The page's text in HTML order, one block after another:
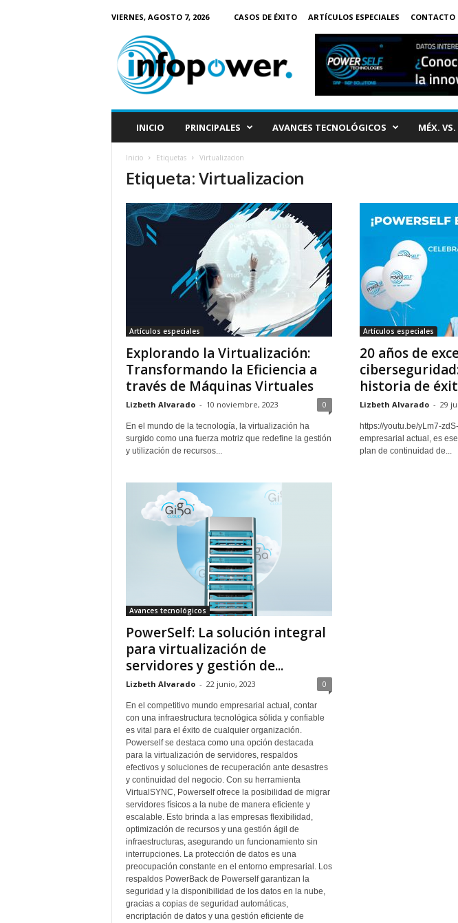
VIERNES, AGOSTO 7, 2026 CASOS DE ÉXITO ARTÍCULOS ESPECIALES
CONTACTO
INICIO PRINCIPALES AVANCES TECNOLÓGICOS MÉX.
Inicio Etiquetas Virtualizacion
Etiqueta: Virtualizacion
Artículos especiales
Explorando la Virtualización:
Transformando la Eficiencia a
través de Máquinas Virtuales
Lizbeth Alvarado - 10 noviembre, 2023 0
En el mundo de la tecnología, la virtualización ha
surgido como una fuerza motriz que redefine la gestión
y utilización de recursos...
Artículos especiales
20 años de
historia de
Lizbeth Alvarado - 29
https://youtu.be/yLm7-
empresarial actual, es
plan de continuidad de...
Avances tecnológicos
PowerSelf: La solución integral
para virtualización de
servidores y gestión de...
Lizbeth Alvarado - 22 junio, 2023 0
En el competitivo mundo empresarial actual, contar
con una infraestructura tecnológica sólida y confiable
es vital para el éxito de cualquier organización.
Powerself se destaca como una opción destacada
para la virtualización de servidores, respaldos
efectivos y soluciones de recuperación ante desastres
y continuidad del negocio. Con su herramienta
VirtualSYNC, Powerself ofrece la posibilidad de migrar
servidores físicos a la nube de manera eficiente y
escalable. Esto brinda a las empresas flexibilidad,
optimización de recursos y una gestión ágil de
infraestructuras, asegurando un funcionamiento sin
interrupciones. La protección de datos es una
preocupación constante en el entorno empresarial. Los
respaldos PowerBack de Powerself garantizan la
seguridad y la disponibilidad de los datos en la nube,
gracias a copias de seguridad automáticas,
encriptación de datos y una gestión eficiente de